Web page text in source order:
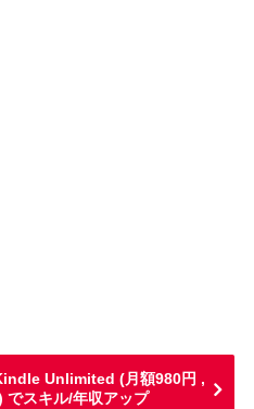
Unlimited (月額980円 ,
でスキル/年収アップ